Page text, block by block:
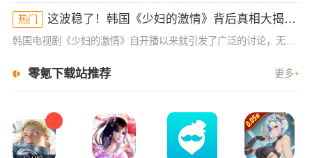
热门 这波稳了！韩国《少妇的激情》背后真相大揭秘！快来了解！
韩国电视剧《少妇的激情》自开播以来就引发了广泛的讨论，无论是剧情的铺设，还是角色的塑造，都在观众中产生了极大的反响。那么，这部剧究竟有什么魔力，让它成为热议的焦点？是因为剧情设计上的巧妙，还是背后藏着
零氪下载站推荐 更多+